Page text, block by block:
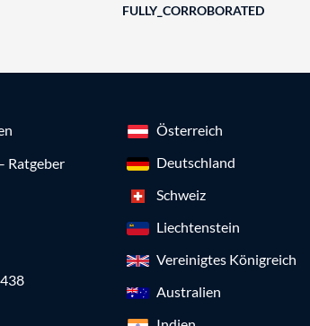
FULLY_CORROBORATED
Ratgeber
Österreich
Deutschland
Schweiz
Liechtenstein
Vereinigtes Königreich
Australien